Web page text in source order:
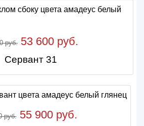
руб. 53 600 руб.
Сервант 31
руб.55 900 руб.